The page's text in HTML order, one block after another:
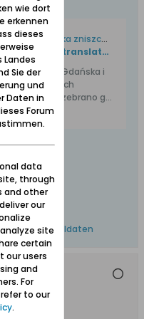
Odnaleziono fragment pomnika zniszczonego czołgiem w 1946 r.
https://www-trojmiasto-pl.translate.goog/wiadomosci/Gdansk-Fragment-niemieckiego-pomnika-z-1904-roku-odnaleziony-na-Oruni-n201421.html?_x_tr_sl=auto&_x_tr_tl=de&_x_tr_hl=de&_x_tr_pto=wapp
z Gdańska i
w wojnach
Prusy. Rozebrano go
w 1904 r.
,preußen, soldaten
wie dort
erkennen
dieses
Landes
Sie der
und
Daten in
Forum
data
through
and other
our
site
certain
our users
and
For
to our
.